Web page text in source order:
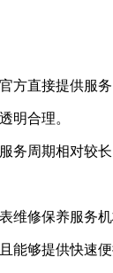
方直接提供服
明合理。
务周期相对较长
维修保养服务机
能够提供快速便